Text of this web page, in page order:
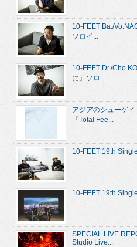
10-FEET Ba./
ソロイ...
10-FEET Dr./
に』ソロ...
アジアのシューゲ
『Total Fee...
10-FEET 19th
10-FEET 19th
SPECIAL LIVE
Studio Live...